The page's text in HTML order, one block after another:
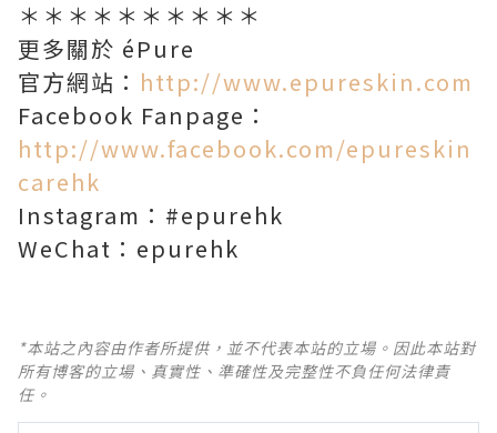
＊＊＊＊＊＊＊＊＊＊
更多關於 éPure
官方網站： http://www.epureskin.com
Facebook Fanpage：
http://www.facebook.com/epureskin
carehk
Instagram：#epurehk
WeChat：epurehk
*本站之內容由作者所提供，並不代表本站的立場。因此本站對
所有博客的立場、真實性、準確性及完整性不負任何法律責
任。